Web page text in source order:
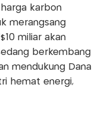
karbon
merangsang
miliar akan
berkembang
mendukung Dana
hemat energi,